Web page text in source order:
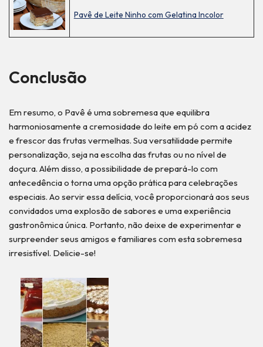
Pavê de Leite Ninho com Gelatina Incolor
Conclusão
Em resumo, o Pavê é uma sobremesa que equilibra
harmoniosamente a cremosidade do leite em pó com a acidez
e frescor das frutas vermelhas. Sua versatilidade permite
personalização, seja na escolha das frutas ou no nível de
doçura. Além disso, a possibilidade de prepará-lo com
antecedência o torna uma opção prática para celebrações
especiais. Ao servir essa delícia, você proporcionará aos seus
convidados uma explosão de sabores e uma experiência
gastronômica única. Portanto, não deixe de experimentar e
surpreender seus amigos e familiares com esta sobremesa
irresistível. Delicie-se!